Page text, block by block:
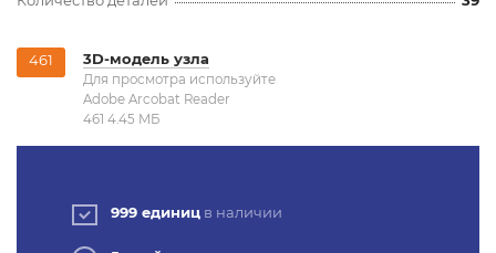
461 3D-модель узла
Для просмотра используйте
Adobe Arcobat Reader
461 4.45 MБ
999 единиц в наличии